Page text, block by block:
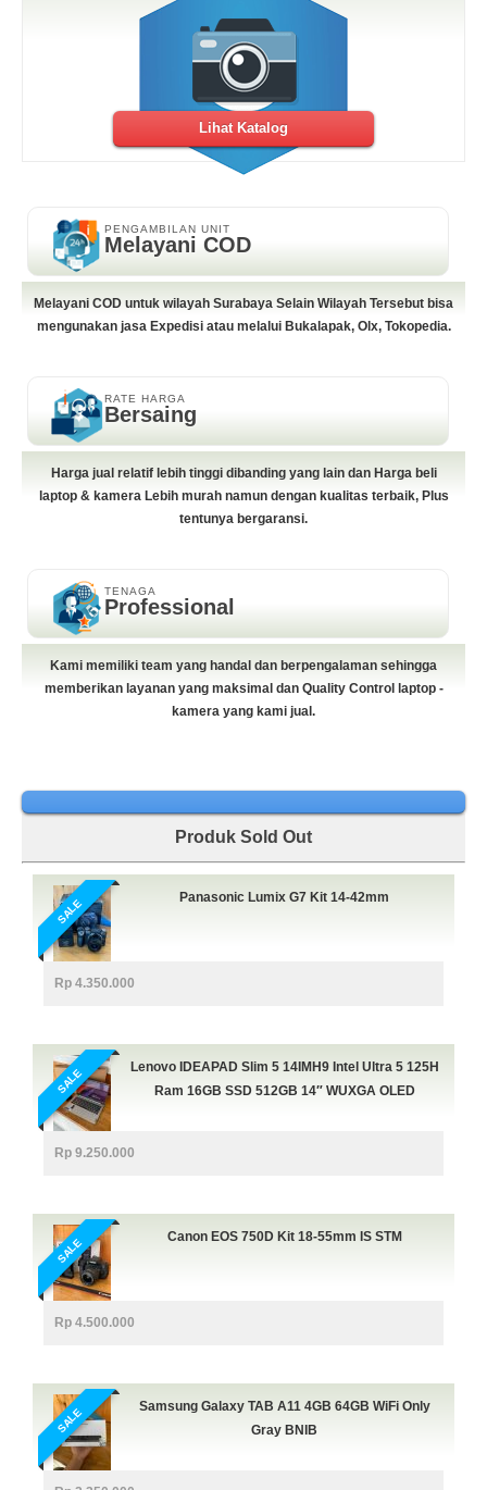
Lihat Katalog
PENGAMBILAN UNIT
Melayani COD
Melayani COD untuk wilayah Surabaya Selain Wilayah Tersebut bisa
mengunakan jasa Expedisi atau melalui Bukalapak, Olx, Tokopedia.
RATE HARGA
Bersaing
Harga jual relatif lebih tinggi dibanding yang lain dan Harga beli
laptop & kamera Lebih murah namun dengan kualitas terbaik, Plus
tentunya bergaransi.
TENAGA
Professional
Kami memiliki team yang handal dan berpengalaman sehingga
memberikan layanan yang maksimal dan Quality Control laptop -
kamera yang kami jual.
Produk Sold Out
SALE Panasonic Lumix G7 Kit 14-42mm
Rp 4.350.000
SALE
Lenovo IDEAPAD Slim 5 14IMH9 Intel Ultra 5 125H
Ram 16GB SSD 512GB 14″ WUXGA OLED
Rp 9.250.000
SALE Canon EOS 750D Kit 18-55mm IS STM
Rp 4.500.000
SALE
Samsung Galaxy TAB A11 4GB 64GB WiFi Only
Gray BNIB